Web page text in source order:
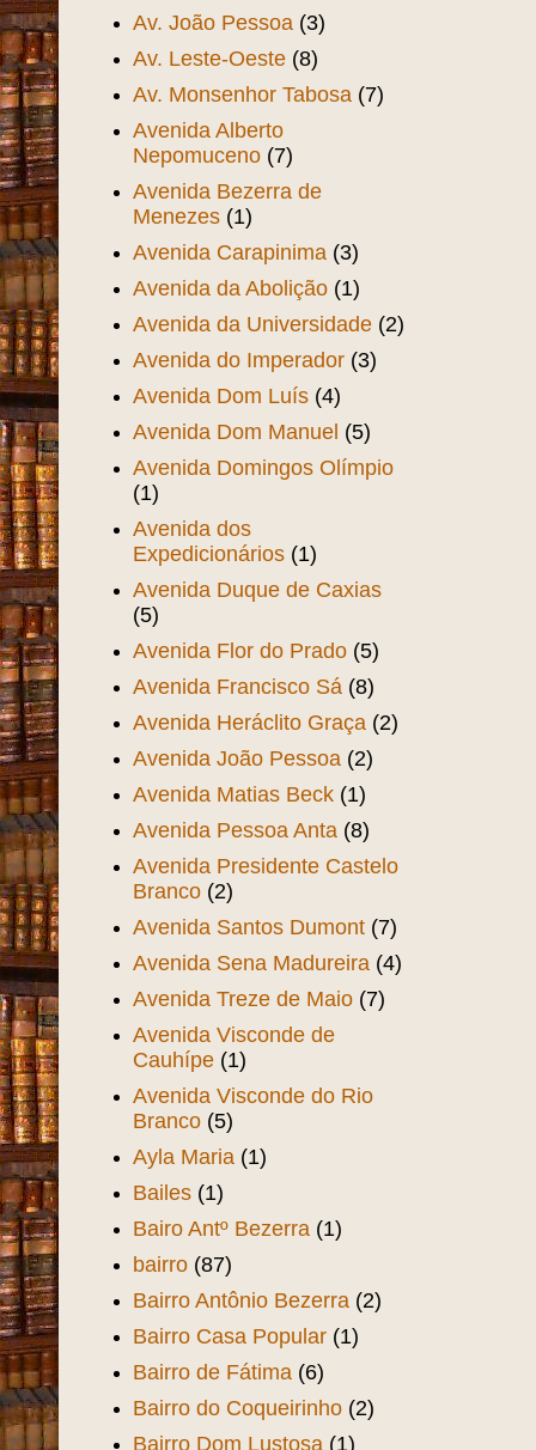
Av. João Pessoa (3)
Av. Leste-Oeste (8)
Av. Monsenhor Tabosa (7)
Avenida Alberto
Nepomuceno (7)
Avenida Bezerra de
Menezes (1)
Avenida Carapinima (3)
Avenida da Abolição (1)
Avenida da Universidade (2)
Avenida do Imperador (3)
Avenida Dom Luís (4)
Avenida Dom Manuel (5)
Avenida Domingos Olímpio
(1)
Avenida dos
Expedicionários (1)
Avenida Duque de Caxias
(5)
Avenida Flor do Prado (5)
Avenida Francisco Sá (8)
Avenida Heráclito Graça (2)
Avenida João Pessoa (2)
Avenida Matias Beck (1)
Avenida Pessoa Anta (8)
Avenida Presidente Castelo
Branco (2)
Avenida Santos Dumont (7)
Avenida Sena Madureira (4)
Avenida Treze de Maio (7)
Avenida Visconde de
Cauhípe (1)
Avenida Visconde do Rio
Branco (5)
Ayla Maria (1)
Bailes (1)
Bairo Antº Bezerra (1)
bairro (87)
Bairro Antônio Bezerra (2)
Bairro Casa Popular (1)
Bairro de Fátima (6)
Bairro do Coqueirinho (2)
Bairro Dom Lustosa (1)